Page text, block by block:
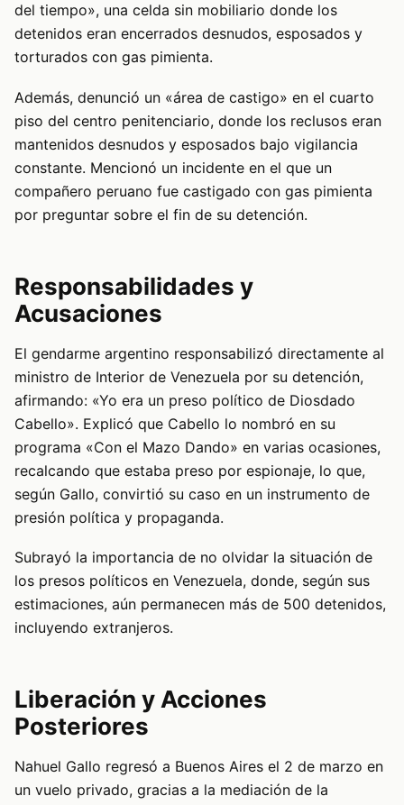
del tiempo», una celda sin mobiliario donde los
detenidos eran encerrados desnudos, esposados y
torturados con gas pimienta.
Además, denunció un «área de castigo» en el cuarto
piso del centro penitenciario, donde los reclusos eran
mantenidos desnudos y esposados bajo vigilancia
constante. Mencionó un incidente en el que un
compañero peruano fue castigado con gas pimienta
por preguntar sobre el fin de su detención.
Responsabilidades y
Acusaciones
El gendarme argentino responsabilizó directamente al
ministro de Interior de Venezuela por su detención,
afirmando: «Yo era un preso político de Diosdado
Cabello». Explicó que Cabello lo nombró en su
programa «Con el Mazo Dando» en varias ocasiones,
recalcando que estaba preso por espionaje, lo que,
según Gallo, convirtió su caso en un instrumento de
presión política y propaganda.
Subrayó la importancia de no olvidar la situación de
los presos políticos en Venezuela, donde, según sus
estimaciones, aún permanecen más de 500 detenidos,
incluyendo extranjeros.
Liberación y Acciones
Posteriores
Nahuel Gallo regresó a Buenos Aires el 2 de marzo en
un vuelo privado, gracias a la mediación de la